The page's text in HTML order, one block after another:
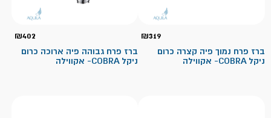
₪319
ברז פרח נמוך פיה קצרה כרום
ניקל COBRA- אקווילה
₪402
ברז פרח גבוהה פיה ארוכה כרום
ניקל COBRA- אקווילה